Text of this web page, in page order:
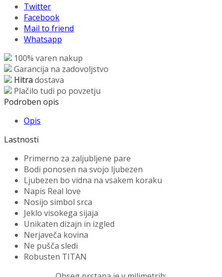
Twitter
Facebook
Mail to friend
Whatsapp
100% varen nakup
Garancija na zadovoljstvo
Hitradostava
Plačilo tudi po povzetju
Podroben opis
Opis
Lastnosti
Primerno za zaljubljene pare
Bodi ponosen na svojo ljubezen
Ljubezen bo vidna na vsakem koraku
Napis Real love
Nosijo simbol srca
Jeklo visokega sijaja
Unikaten dizajn in izgled
Nerjaveča kovina
Ne pušča sledi
Robusten TITAN